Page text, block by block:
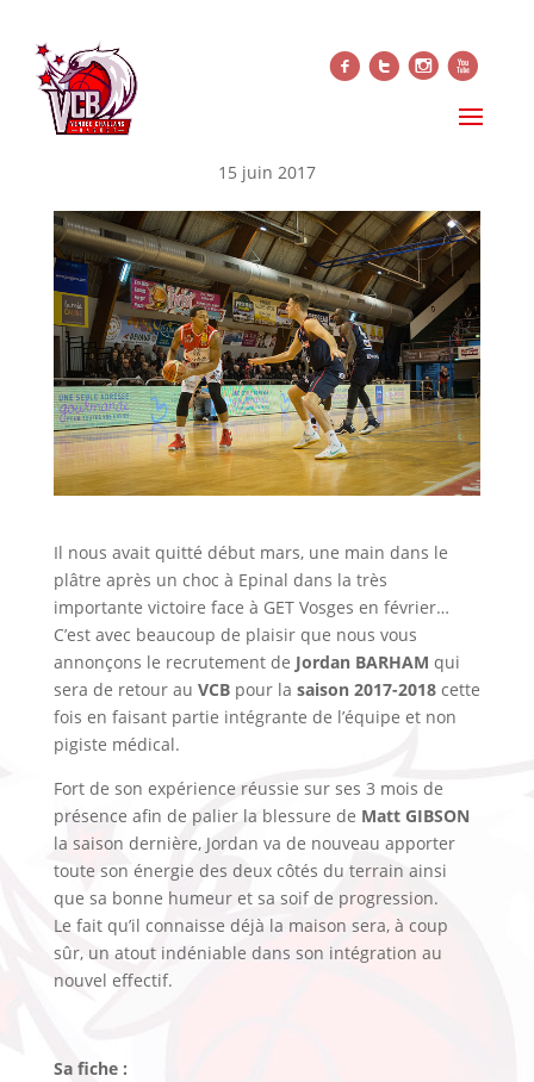
f t i x
JORDAN BARHAM PREMIÈRE
15 juin 2017
Il nous avait quitté début mars, une main dans le
plâtre après un choc à Epinal dans la très
importante victoire face à GET Vosges en février…
C’est avec beaucoup de plaisir que nous vous
annonçons le recrutement de Jordan BARHAM qui
sera de retour au VCBpour la saison 2017-2018cette
fois en faisant partie intégrante de l’équipe et non
pigiste médical.
Fort de son expérience réussie sur ses 3 mois de
présence afin de palier la blessure de Matt GIBSON
la saison dernière, Jordan va de nouveau apporter
toute son énergie des deux côtés du terrain ainsi
que sa bonne humeur et sa soif de progression.
Le fait qu’il connaisse déjà la maison sera, à coup
sûr, un atout indéniable dans son intégration au
nouvel effectif.
Sa fiche :